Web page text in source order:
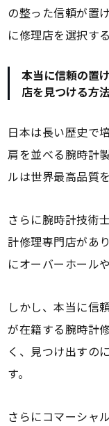
の整った信頼が置
に修理店を選択す
本当に信頼の置
店を見つける方
日本は長い歴史で
肩を並べる腕時計
ルは世界最高品質
さらに腕時計技術
計修理専門店があ
にオーバーホール
しかし、本当に信
が在籍する腕時計
く、見つけ出すの
す。
さらにコマーシャ